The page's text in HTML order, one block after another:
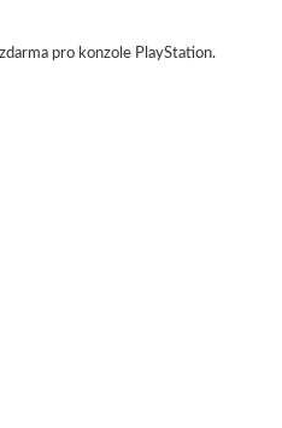
pro konzole PlayStation.